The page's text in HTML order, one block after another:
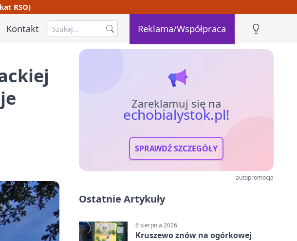
RSO)
Kontakt Reklama/Współpraca
Zareklamuj się na
echobialystok.pl!
SPRAWDŹ SZCZEGÓŁY
autopromocja
Ostatnie Artykuły
6 sierpnia 2026
Kruszewo znów na ogórkowej